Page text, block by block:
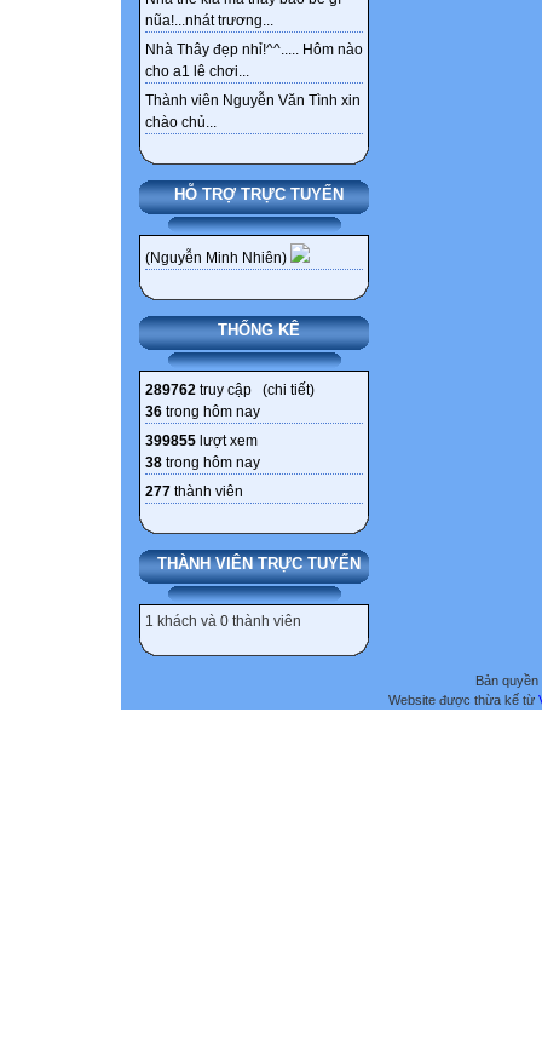
nũa!...nhát trương...
Nhà Thây đẹp nhỉ!^^..... Hôm nào
cho a1 lê chơi...
Thành viên Nguyễn Văn Tình xin
chào chủ...
HỖ TRỢ TRỰC TUYẾN
(Nguyễn Minh Nhiên)
THỐNG KÊ
289762 truy cập (chi tiết)
36 trong hôm nay
399855 lượt xem
38 trong hôm nay
277 thành viên
THÀNH VIÊN TRỰC TUYẾN
1 khách và 0 thành viên
Bản
Website được thừa kế từ